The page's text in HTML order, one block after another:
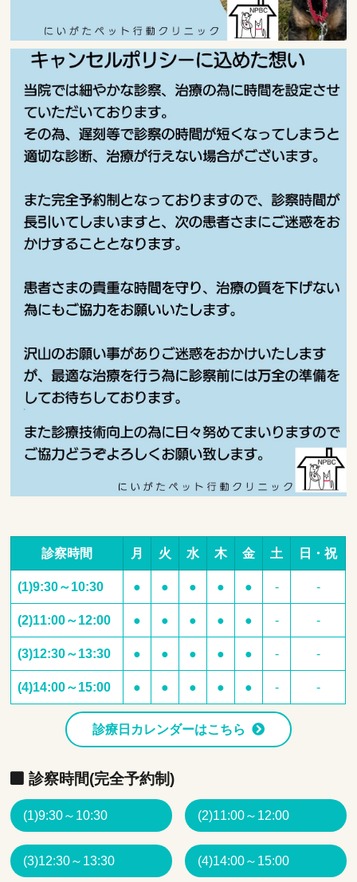
診察時間 月 火 水 木 金 土 日・祝
(1)9:30～10:30 ● ● ● ● ● - -
(2)11:00～12:00 ● ● ● ● ● - -
(3)12:30～13:30 ● ● ● ● ● - -
(4)14:00～15:00 ● ● ● ● ● - -
診療日カレンダーはこちら
診察時間(完全予約制)
(1)9:30～10:30 (2)11:00～12:00
(3)12:30～13:30 (4)14:00～15:00